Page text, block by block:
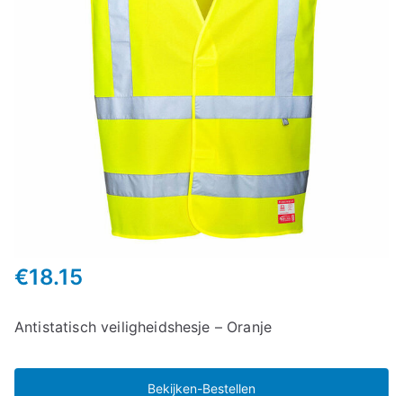
€18.15
Antistatisch veiligheidshesje – Oranje
Bekijken-Bestellen